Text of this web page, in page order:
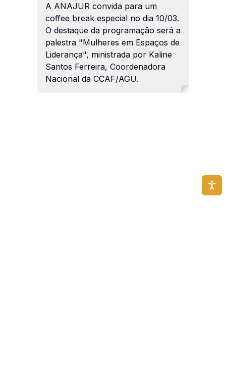
A ANAJUR convida para um
coffee break especial no dia 10/03.
O destaque da programação será a
palestra "Mulheres em Espaços de
Liderança", ministrada por Kaline
Santos Ferreira, Coordenadora
Nacional da CCAF/AGU.